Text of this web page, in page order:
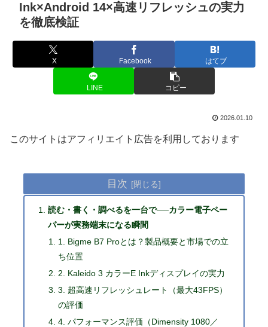
Ink×Android 14×高速リフレッシュの実力
を徹底検証
X Facebook はてブ
LINE コピー
2026.01.10
このサイトはアフィリエイト広告を利用しております
目次
読む・書く・調べるを一台で──カラー電子ペー
パーが実務端末になる瞬間
1. Bigme B7 Proとは？製品概要と市場での立
ち位置
2. Kaleido 3 カラーE Inkディスプレイの実力
3. 超高速リフレッシュレート（最大43FPS）
の評価
4. パフォーマンス評価（Dimensity 1080／